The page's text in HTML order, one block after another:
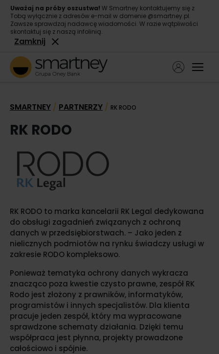
Uważaj na próby oszustwa! W Smartney kontaktujemy się z
Tobą wyłącznie z adresów e-mail w domenie @smartney.pl.
Zawsze sprawdzaj nadawcę wiadomości. W razie wątpliwości
skontaktuj się z naszą infolinią.
Zamknij
Pożyczka konsolidacyjna
Kontakt
SMARTNEY / PARTNERZY / RK RODO
RK RODO
RK RODO to marka kancelarii RK Legal dedykowana
do obsługi zagadnień związanych z ochroną
danych w przedsiębiorstwach. – Jako jeden z
nielicznych podmiotów na rynku świadczy usługi w
zakresie RODO kompleksowo.
Ponieważ tematyka ochrony danych wykracza
znacząco poza kwestie czysto prawne, zespół RK
Rodo jest złożony z prawników, informatyków,
programistów i innych specjalistów. Dla klienta
pracuje jeden zespół, który ma wypracowane
sprawdzone schematy działania. Dzięki temu
współpraca jest płynna, projekty prowadzone
całościowo i spójnie.